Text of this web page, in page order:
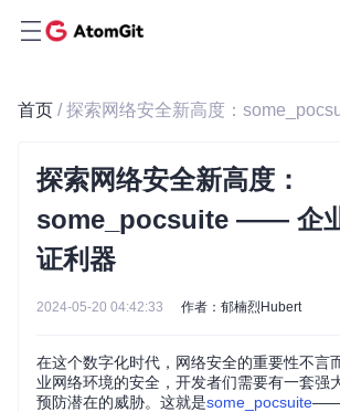
首页
探索网络安全新高度：
some_pocsuite —— 企
证利器
2024-05-20 04:42:33 作者：郁楠烈Hubert
在这个数字化时代，网络安全的重要性不言
业网络环境的安全，开发者们需要有一套强
预防潜在的威胁。这就是some_pocsuite——